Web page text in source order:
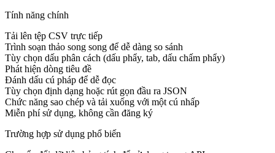
Tính năng chính
Tải lên tệp CSV trực tiếp
Trình soạn thảo song song để dễ dàng so sánh
Tùy chọn dấu phân cách (dấu phẩy, tab, dấu chấm phẩy)
Phát hiện dòng tiêu đề
Đánh dấu cú pháp để dễ đọc
Tùy chọn định dạng hoặc rút gọn đầu ra JSON
Chức năng sao chép và tải xuống với một cú nhấp
Miễn phí sử dụng, không cần đăng ký
Trường hợp sử dụng phổ biến